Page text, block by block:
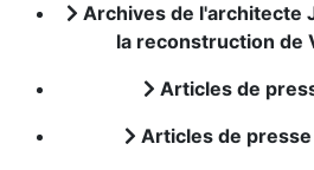
Archives de l'architecte
la reconstruction de
Articles de
Articles de presse